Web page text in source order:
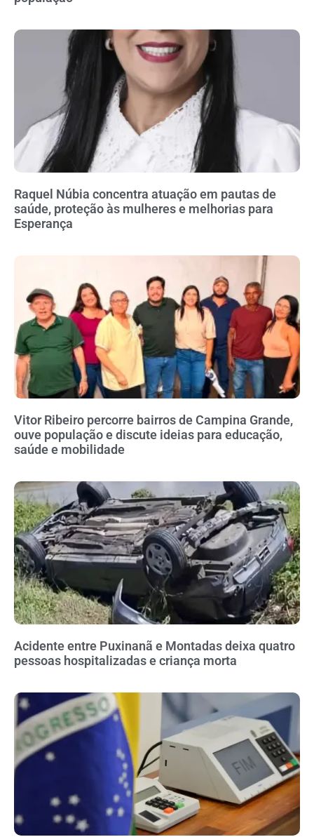
Raquel Núbia concentra atuação em pautas de
saúde, proteção às mulheres e melhorias para
Esperança
Vitor Ribeiro percorre bairros de Campina Grande,
ouve população e discute ideias para educação,
saúde e mobilidade
Acidente entre Puxinanã e Montadas deixa quatro
pessoas hospitalizadas e criança morta